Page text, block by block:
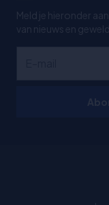
Meld je hieronder
van nieuws en